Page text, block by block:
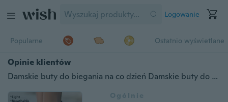
Logowanie
Popularne Ostatnio wyświetlane
Opinie klientów
Damskie buty do biegania na co dzień Damskie buty do biegania z siateczki
Ogólnie